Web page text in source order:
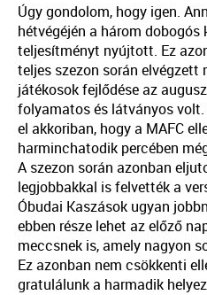
Úgy gondolom, hogy igen.
hétvégéjén a három
teljesítményt nyújtott. Ez
teljes szezon során elvégzett
játékosok fejlődése az
folyamatos és látványos
el akkoriban, hogy a MAFC
harminchatodik percében
A szezon során azonban
legjobbakkal is felvették a
Óbudai Kaszások ugyan
ebben része lehet az előző
meccsnek is, amely nagyon
Ez azonban nem csökkenti
gratulálunk a harmadik